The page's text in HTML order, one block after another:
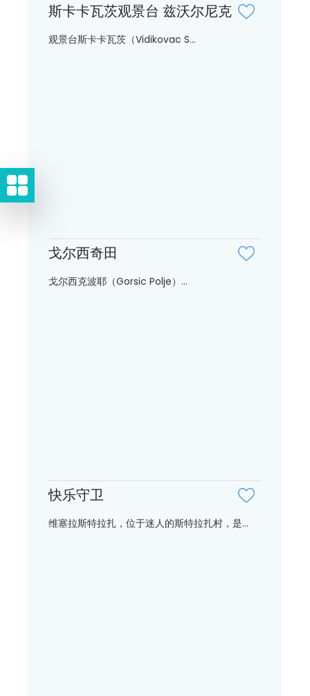
斯卡卡瓦茨观景台 兹沃尔尼克
观景台斯卡卡瓦茨（Vidikovac S...
戈尔西奇田
戈尔西克波耶（Gorsic Polje）...
快乐守卫
维塞拉斯特拉扎，位于迷人的斯特拉扎村，是...